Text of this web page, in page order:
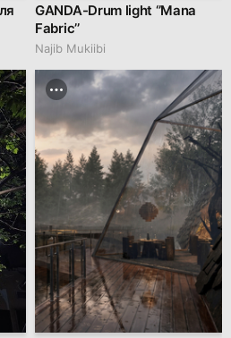
GANDA-Drum light ‘’Mana
Fabric’’
Najib Mukiibi